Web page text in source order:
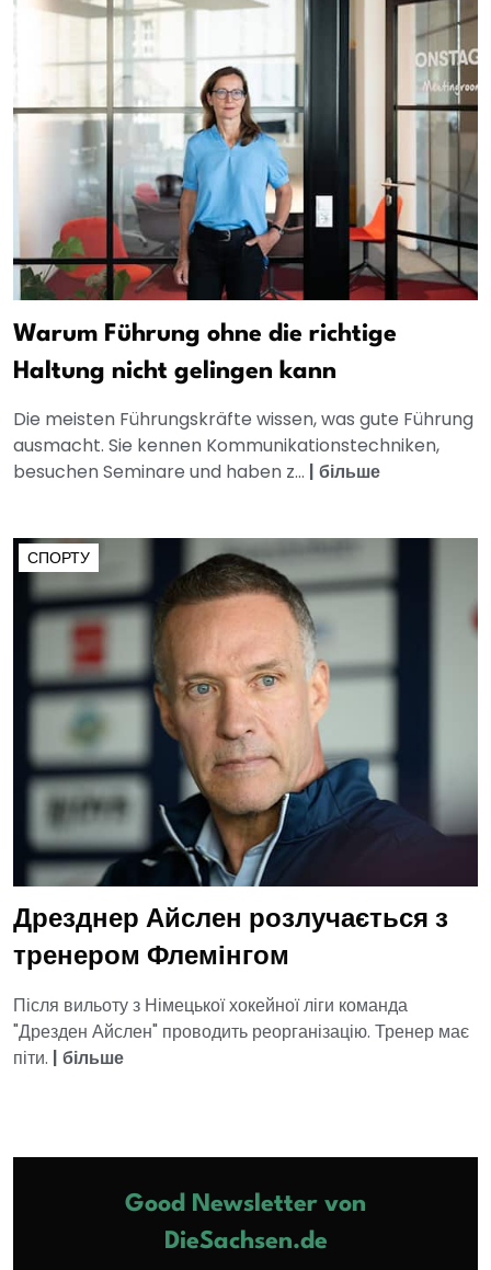
Warum Führung ohne die richtige
Haltung nicht gelingen kann
Die meisten Führungskräfte wissen, was gute Führung
ausmacht. Sie kennen Kommunikationstechniken,
besuchen Seminare und haben z... | більше
СПОРТУ
Дрезднер Айслен розлучається з
тренером Флемінгом
Після вильоту з Німецької хокейної ліги команда
"Дрезден Айслен" проводить реорганізацію. Тренер має
піти. | більше
Good Newsletter von
DieSachsen.de